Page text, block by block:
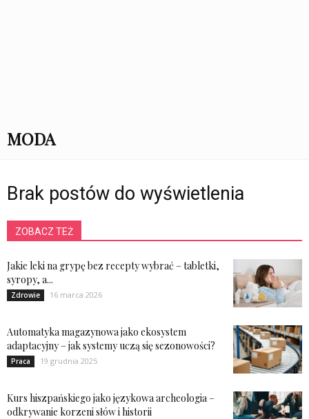
MODA
Brak postów do wyświetlenia
ZOBACZ TEŻ
Jakie leki na grypę bez recepty wybrać – tabletki,
syropy, a...
Zdrowie 16 marca 2026
Automatyka magazynowa jako ekosystem
adaptacyjny – jak systemy uczą się sezonowości?
Praca 19 grudnia 2025
Kurs hiszpańskiego jako językowa archeologia –
odkrywanie korzeni słów i historii